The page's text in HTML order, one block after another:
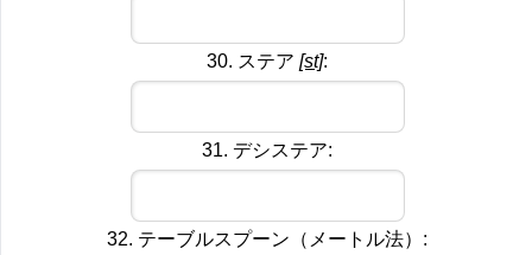
30. ステア [st]:
31. デシステア:
32. テーブルスプーン（メートル法）: